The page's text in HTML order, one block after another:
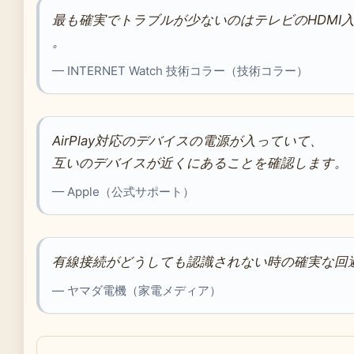
最も確実でトラブルが少ないのはテレビのHDMI
。
— INTERNET Watch 技術コラー（技術コラー）
AirPlay対応のデバイスの電源が入っていて、
互いのデバイスが近くにあることを確認します。
— Apple（公式サポート）
有線接続がどうしても認識されない時の確実な回
— ヤマダ電機（家電メディア）